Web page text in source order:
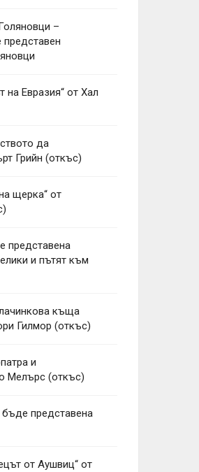
–
представен
на Евразия“ от Хал
да
Грийн (откъс)
щерка“ от
представена
и пътят към
къща
Гилмор (откъс)
и
Мелърс (откъс)
представена
от Аушвиц“ от